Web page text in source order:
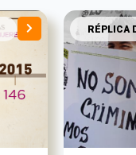
RÉPLICA